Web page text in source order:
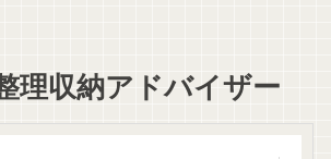
理収納アドバイザー